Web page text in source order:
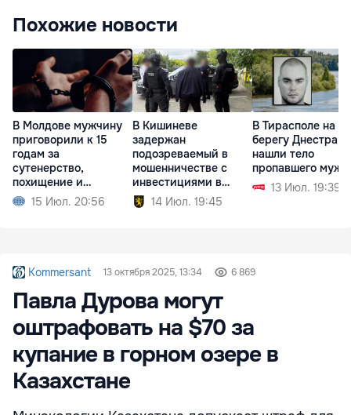
Похожие новости
В Молдове мужчину
приговорили к 15
годам за
сутенерство,
похищение и
изнасилование
15 Июл. 20:56
В Кишиневе
задержан
подозреваемый в
мошенничестве с
инвестициями в
недвижимость
14 Июл. 19:45
В Тирасполе на
берегу Днестра
нашли тело
пропавшего
13 Июл. 19:39
Kommersant 13 октября 2025, 13:34 6 869
Павла Дурова могут
оштрафовать на $70 за
купание в горном озере в
Казахстане